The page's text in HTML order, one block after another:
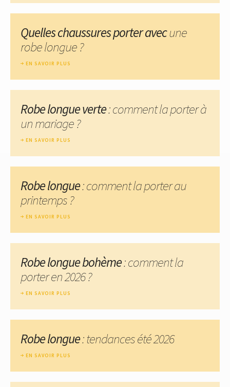
Quelles chaussures porter avecune
robe longue ?
EN SAVOIR PLUS
Robe longue verte: comment la porter à
un mariage ?
EN SAVOIR PLUS
Robe longue: comment la porter au
printemps ?
EN SAVOIR PLUS
Robe longue bohème: comment la
porter en 2026 ?
EN SAVOIR PLUS
Robe longue: tendances été 2026
EN SAVOIR PLUS